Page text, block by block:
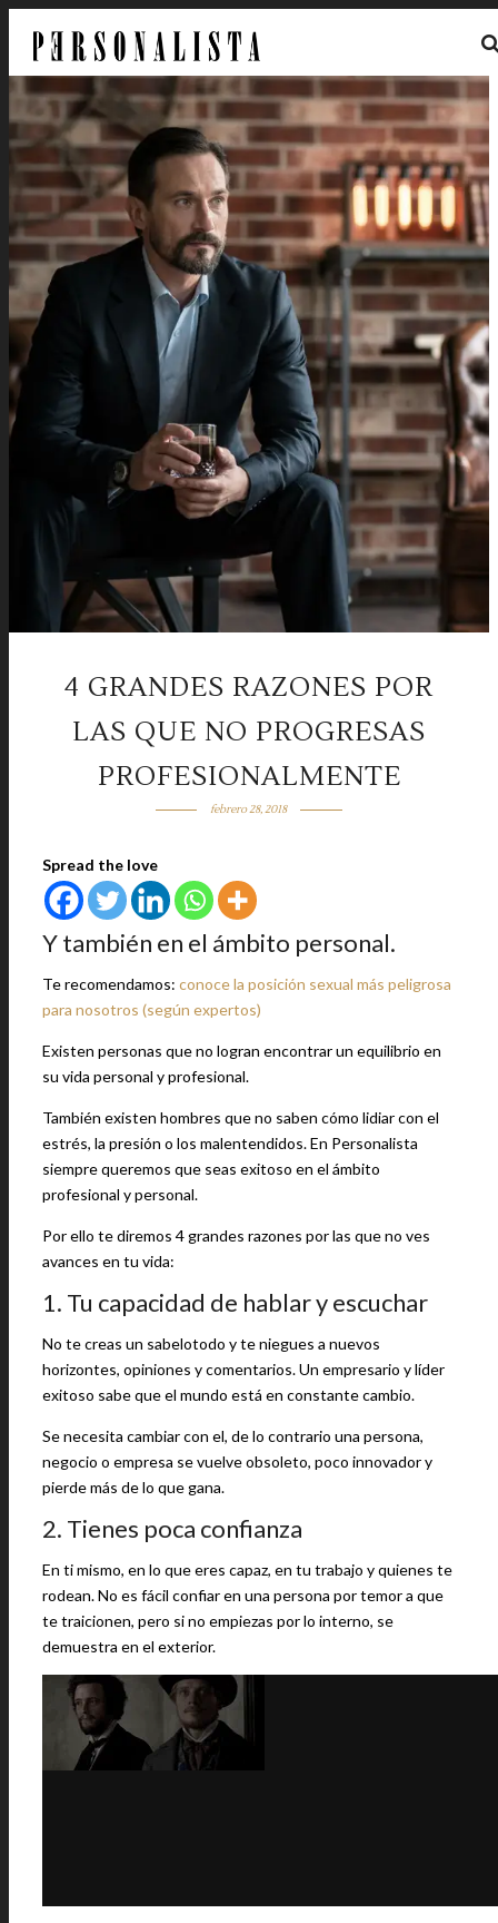
4 GRANDES RAZONES POR
LAS QUE NO PROGRESAS
PROFESIONALMENTE
febrero 28, 2018
Spread the love
Y también en el ámbito personal.
Te recomendamos: conoce la posición sexual más peligrosa
para nosotros (según expertos)
Existen personas que no logran encontrar un equilibrio en
su vida personal y profesional.
También existen hombres que no saben cómo lidiar con el
estrés, la presión o los malentendidos. En Personalista
siempre queremos que seas exitoso en el ámbito
profesional y personal.
Por ello te diremos 4 grandes razones por las que no ves
avances en tu vida:
1. Tu capacidad de hablar y escuchar
No te creas un sabelotodo y te niegues a nuevos
horizontes, opiniones y comentarios. Un empresario y líder
exitoso sabe que el mundo está en constante cambio.
Se necesita cambiar con el, de lo contrario una persona,
negocio o empresa se vuelve obsoleto, poco innovador y
pierde más de lo que gana.
2. Tienes poca confianza
En ti mismo, en lo que eres capaz, en tu trabajo y quienes te
rodean. No es fácil confiar en una persona por temor a que
te traicionen, pero si no empiezas por lo interno, se
demuestra en el exterior.